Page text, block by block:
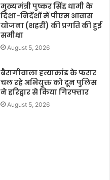
मुख्यमंत्री पुष्कर सिंह धामी के
दिशा-निर्देशों में पीएम आवास
योजना (शहरी) की प्रगति की हुई
समीक्षा
August 5, 2026
बैरागीवाला हत्याकांड के फरार
चल रहे अभियुक्त को दून पुलिस
ने हरिद्वार से किया गिरफ्तार
August 5, 2026